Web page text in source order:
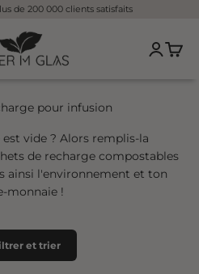
de 200 000 clients satisfaits
im Glas
Ouvrir
pour infusion
vide ? Alors remplis-la
de recharge compostables
ainsi l'environnement et ton
monnaie !
et trier